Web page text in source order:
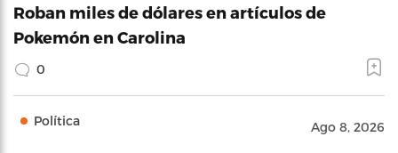
Roban miles de dólares en artículos de
Pokemón en Carolina
0
Política Ago 8, 2026